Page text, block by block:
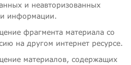
и неавторизованных
информации.
фрагмента материала со
на другом интернет ресурсе.
материалов, содержащих